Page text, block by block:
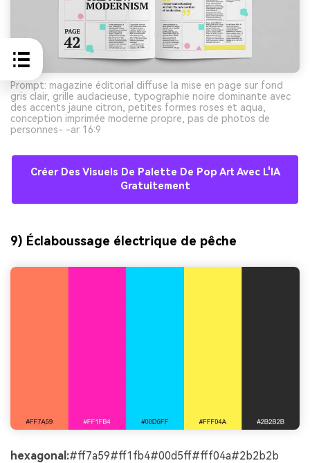
Prompt: magazine éditorial diffuse la mise en page sur fond
gris clair, grille audacieuse, typographie noire dominante avec
des accents jaune citron, petites formes roses et aqua,
conception imprimée moderne propre, pas de photos de
personnes- -ar 16:9
Créer Des Visuels De Palette De Pop Art Avec L'IA
Gratuitement
9) Éclaboussage électrique de pêche
hexagonal:#ff7a59#ff1fb4#00d5ff#fff04a#2b2b2b